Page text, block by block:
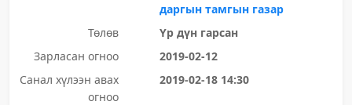
даргын тамгын газар
Төлөв
Үр дүн гарсан
Зарласан огноо
2019-02-12
Санал хүлээн авах
огноо
2019-02-18 14:30